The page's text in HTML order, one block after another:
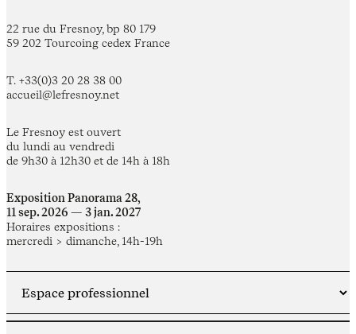
22 rue du Fresnoy, bp 80 179
59 202 Tourcoing cedex France
T. +33(0)3 20 28 38 00
accueil@lefresnoy.net
Le Fresnoy est ouvert
du lundi au vendredi
de 9h30 à 12h30 et de 14h à 18h
Exposition Panorama 28,
11 sep. 2026 — 3 jan. 2027
Horaires expositions :
mercredi > dimanche, 14h-19h